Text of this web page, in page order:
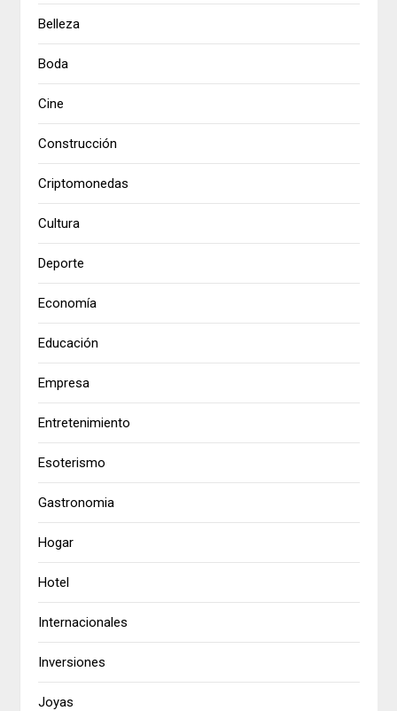
Belleza
Boda
Cine
Construcción
Criptomonedas
Cultura
Deporte
Economía
Educación
Empresa
Entretenimiento
Esoterismo
Gastronomia
Hogar
Hotel
Internacionales
Inversiones
Joyas